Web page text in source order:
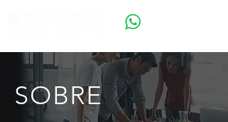
SOBRE